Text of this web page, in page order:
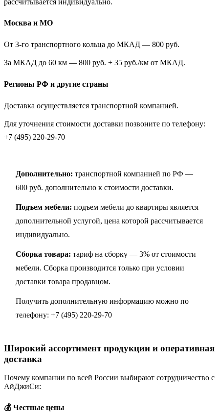
рассчитывается индивидуально.
Москва и МО
От 3-го транспортного кольца до МКАД — 800 руб.
За МКАД до 60 км — 800 руб. + 35 руб./км от МКАД.
Регионы РФ и другие страны
Доставка осуществляется транспортной компанией.
Для уточнения стоимости доставки позвоните по телефону:
+7 (495) 220-29-70
Дополнительно: транспортной компанией по РФ —
600 руб. дополнительно к стоимости доставки.
Подъем мебели: подъем мебели до квартиры является
дополнительной услугой, цена которой рассчитывается
индивидуально.
Сборка товара: тариф на сборку — 3% от стоимости
мебели. Сборка производится только при условии
доставки товара продавцом.
Получить дополнительную информацию можно по
телефону: +7 (495) 220-29-70
Широкий ассортимент продукции и оперативная
доставка
Почему компании по всей России выбирают сотрудничество с
АйДжиСи:
💰 Честные цены